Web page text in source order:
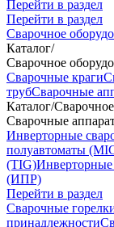
Перейти в раздел
Перейти в раздел
Сварочное
Каталог/
Сварочное
Сварочные краги
трубСварочные
Каталог/
Сварочные
Инверторные
полуавтоматы
(TIG)Инверторные
(ИПР)
Перейти в раздел
Сварочные
принадлежности